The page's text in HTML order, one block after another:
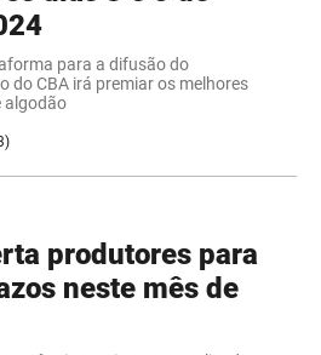
para a difusão do
do CBA irá premiar os melhores
algodão
produtores para
neste mês de